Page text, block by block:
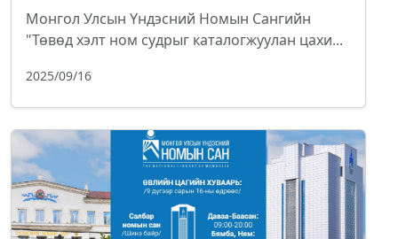
Монгол Улсын Үндэсний Номын Сангийн
"Төвөд хэлт ном судрыг каталогжуулан цахи...
2025/09/16